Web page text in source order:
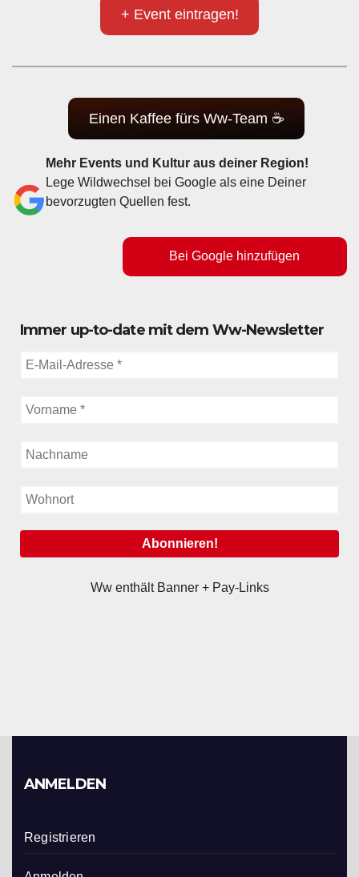
+ Event eintragen!
Einen Kaffee fürs Ww-Team ☕
Mehr Events und Kultur aus deiner Region!
Lege Wildwechsel bei Google als eine Deiner
bevorzugten Quellen fest.
Bei Google hinzufügen
Immer up-to-date mit dem Ww-Newsletter
Ww enthält Banner + Pay-Links
ANMELDEN
Registrieren